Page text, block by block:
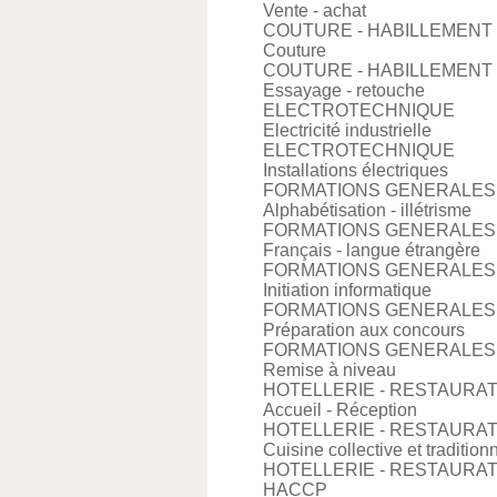
Vente - achat
COUTURE - HABILLEMENT
Couture
COUTURE - HABILLEMENT
Essayage - retouche
ELECTROTECHNIQUE
Electricité industrielle
ELECTROTECHNIQUE
Installations électriques
FORMATIONS GENERALES
Alphabétisation - illétrisme
FORMATIONS GENERALES
Français - langue étrangère
FORMATIONS GENERALES
Initiation informatique
FORMATIONS GENERALES
Préparation aux concours
FORMATIONS GENERALES
Remise à niveau
HOTELLERIE -
Accueil - Réception
HOTELLERIE -
Cuisine collective et
HOTELLERIE -
HACCP